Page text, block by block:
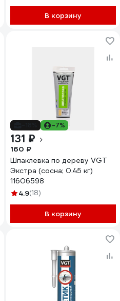
В корзину
-7%
131 ₽
160 ₽
Шпаклевка по дереву VGT
Экстра (сосна; 0.45 кг)
11606598
4.9(18)
В корзину